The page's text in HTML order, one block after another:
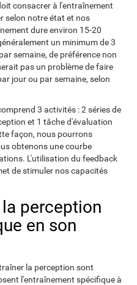
consacrer à l'entraînement
selon notre état et nos
dure environ 15-20
un minimum de 3
semaine, de préférence non
pas un problème de faire
jour ou par semaine, selon
3 activités : 2 séries de
et 1 tâche d'évaluation
façon, nous pourrons
obtenons une courbe
L'utilisation du feedback
de stimuler nos capacités
perception
en son
la perception sont
l'entraînement spécifique à